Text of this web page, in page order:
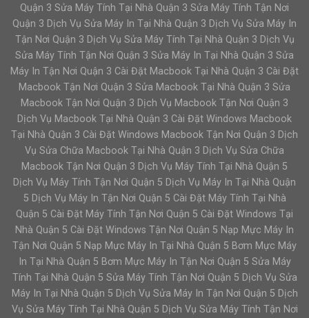
Quận 3 Sửa Máy Tính Tại Nhà Quận 3 Sửa Máy Tính Tận Nơi
Quận 3 Dịch Vụ Sửa Máy In Tại Nhà Quận 3 Dịch Vụ Sửa Máy In
Tận Nơi Quận 3 Dịch Vụ Sửa Máy Tính Tại Nhà Quận 3 Dịch Vụ
Sửa Máy Tính Tận Nơi Quận 3 Sửa Máy In Tại Nhà Quận 3 Sửa
Máy In Tận Nơi Quận 3 Cài Đặt Macbook Tại Nhà Quận 3 Cài Đặt
Macbook Tận Nơi Quận 3 Sửa Macbook Tại Nhà Quận 3 Sửa
Macbook Tận Nơi Quận 3 Dịch Vụ Macbook Tận Nơi Quận 3
Dịch Vụ Macbook Tại Nhà Quận 3 Cài Đặt Windows Macbook
Tại Nhà Quận 3 Cài Đặt Windows Macbook Tận Nơi Quận 3 Dịch
Vụ Sửa Chữa Macbook Tại Nhà Quận 3 Dịch Vụ Sửa Chữa
Macbook Tận Nơi Quận 3 Dịch Vụ Máy Tính Tại Nhà Quận 5
Dịch Vụ Máy Tính Tận Nơi Quận 5 Dịch Vụ Máy In Tại Nhà Quận
5 Dịch Vụ Máy In Tận Nơi Quận 5 Cài Đặt Máy Tính Tại Nhà
Quận 5 Cài Đặt Máy Tính Tận Nơi Quận 5 Cài Đặt Windows Tại
Nhà Quận 5 Cài Đặt Windows Tận Nơi Quận 5 Nạp Mực Máy In
Tận Nơi Quận 5 Nạp Mực Máy In Tại Nhà Quận 5 Bơm Mực Máy
In Tại Nhà Quận 5 Bơm Mực Máy In Tận Nơi Quận 5 Sửa Máy
Tính Tại Nhà Quận 5 Sửa Máy Tính Tận Nơi Quận 5 Dịch Vụ Sửa
Máy In Tại Nhà Quận 5 Dịch Vụ Sửa Máy In Tận Nơi Quận 5 Dịch
Vụ Sửa Máy Tính Tại Nhà Quận 5 Dịch Vụ Sửa Máy Tính Tận Nơi